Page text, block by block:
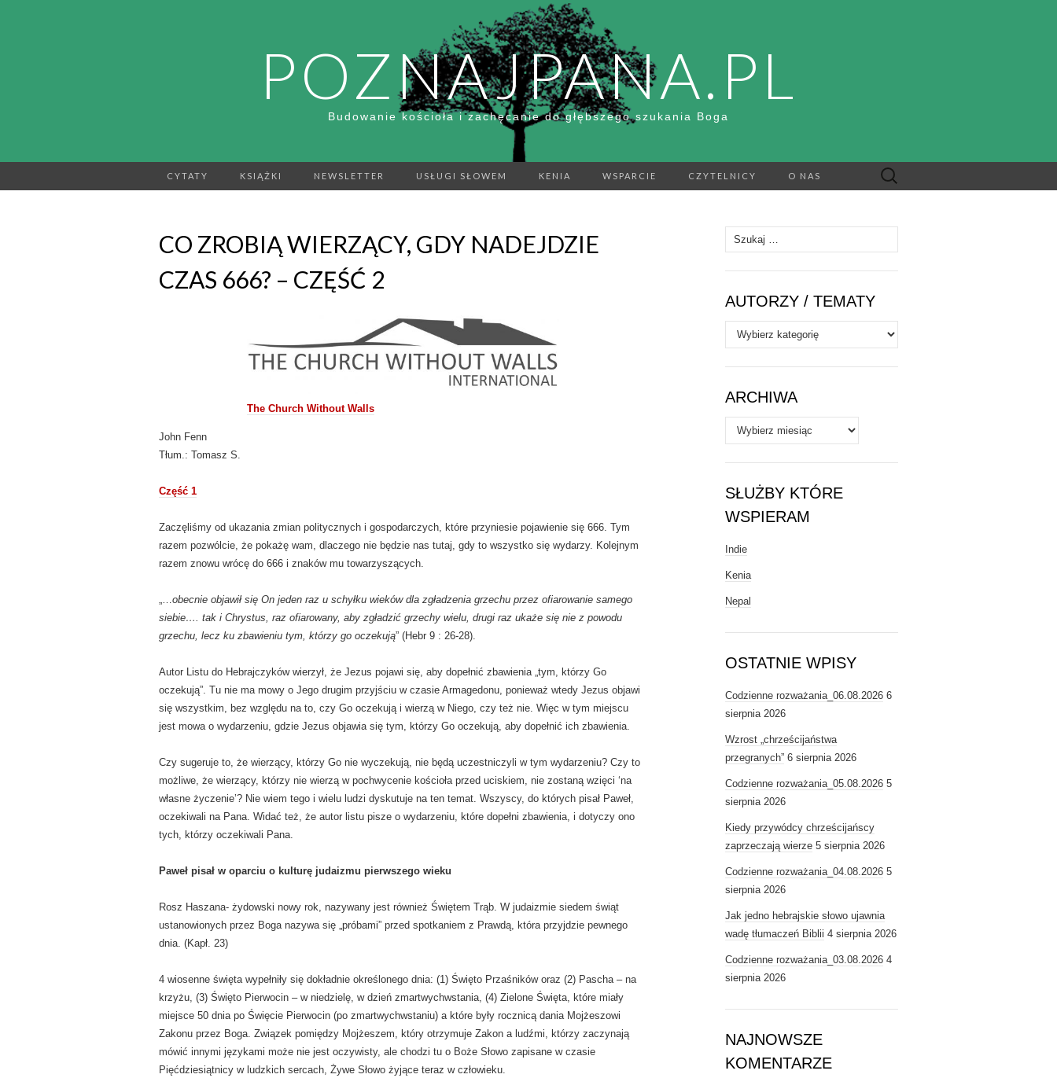
POZNAJPANA.PL
Budowanie kościoła i zachęcanie do głębszego szukania Boga
CYTATY KSIĄŻKI NEWSLETTER USŁUGI SŁOWEM KENIA WSPARCIE CZYTELNICY O NAS Szukaj:
CO ZROBIĄ WIERZĄCY, GDY NADEJDZIE
CZAS 666? – CZĘŚĆ 2
The Church Without Walls
John Fenn
Tłum.: Tomasz S.
Część 1
Zaczęliśmy od ukazania zmian politycznych i gospodarczych, które przyniesie pojawienie się 666. Tym
razem pozwólcie, że pokażę wam, dlaczego nie będzie nas tutaj, gdy to wszystko się wydarzy. Kolejnym
razem znowu wrócę do 666 i znaków mu towarzyszących.
obecnie objawił się On jeden raz u schyłku wieków dla zgładzenia grzechu przez ofiarowanie samego
siebie…. tak i Chrystus, raz ofiarowany, aby zgładzić grzechy wielu, drugi raz ukaże się nie z powodu
grzechu, lecz ku zbawieniu tym, którzy go oczekują” (Hebr 9 : 26-28).
Autor Listu do Hebrajczyków wierzył, że Jezus pojawi się, aby dopełnić zbawienia „tym, którzy Go
oczekują”. Tu nie ma mowy o Jego drugim przyjściu w czasie Armagedonu, ponieważ wtedy Jezus objawi
się wszystkim, bez względu na to, czy Go oczekują i wierzą w Niego, czy też nie. Więc w tym miejscu
jest mowa o wydarzeniu, gdzie Jezus objawia się tym, którzy Go oczekują, aby dopełnić ich zbawienia.
Czy sugeruje to, że wierzący, którzy Go nie wyczekują, nie będą uczestniczyli w tym wydarzeniu? Czy to
możliwe, że wierzący, którzy nie wierzą w pochwycenie kościoła przed uciskiem, nie zostaną wzięci ‘na
własne życzenie’? Nie wiem tego i wielu ludzi dyskutuje na ten temat. Wszyscy, do których pisał Paweł,
oczekiwali na Pana. Widać też, że autor listu pisze o wydarzeniu, które dopełni zbawienia, i dotyczy ono
tych, którzy oczekiwali Pana.
Paweł pisał w oparciu o kulturę judaizmu pierwszego wieku
Rosz Haszana- żydowski nowy rok, nazywany jest również Świętem Trąb. W judaizmie siedem świąt
ustanowionych przez Boga nazywa się „próbami” przed spotkaniem z Prawdą, która przyjdzie pewnego
dnia. (Kapł. 23)
4 wiosenne święta wypełniły się dokładnie określonego dnia: (1) Święto Przaśników oraz (2) Pascha – na
krzyżu, (3) Święto Pierwocin – w niedzielę, w dzień zmartwychwstania, (4) Zielone Święta, które miały
miejsce 50 dnia po Święcie Pierwocin (po zmartwychwstaniu) a które były rocznicą dania Mojżeszowi
Zakonu przez Boga. Związek pomiędzy Mojżeszem, który otrzymuje Zakon a ludźmi, którzy zaczynają
mówić innymi językami może nie jest oczywisty, ale chodzi tu o Boże Słowo zapisane w czasie
Pięćdziesiątnicy w ludzkich sercach, Żywe Słowo żyjące teraz w człowieku.
Szukaj:
AUTORZY / TEMATY
Autorzy
/
Tematy
ARCHIWA
Archiwa
SŁUŻBY KTÓRE
WSPIERAM
Indie
Kenia
Nepal
OSTATNIE WPISY
Codzienne rozważania_06.08.2026 6
sierpnia 2026
Wzrost „chrześcijaństwa
przegranych” 6 sierpnia 2026
Codzienne rozważania_05.08.2026 5
sierpnia 2026
Kiedy przywódcy chrześcijańscy
zaprzeczają wierze 5 sierpnia 2026
Codzienne rozważania_04.08.2026 5
sierpnia 2026
Jak jedno hebrajskie słowo ujawnia
wadę tłumaczeń Biblii 4 sierpnia 2026
Codzienne rozważania_03.08.2026 4
sierpnia 2026
NAJNOWSZE
KOMENTARZE